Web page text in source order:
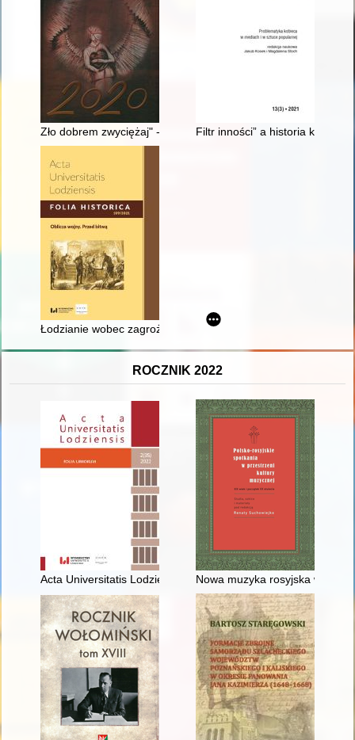
Zło dobrem zwyciężaj" - uroczystość odsłonięcia pomnika z
Filtr inności” a historia kina
Łodzianie wobec zagrożenia wojennego 1939 roku : nastroje-
ROCZNIK 2022
Acta Universitatis Lodziensis. Folia Librorum. [Vol.] 2(35)
Nowa muzyka rosyjska w